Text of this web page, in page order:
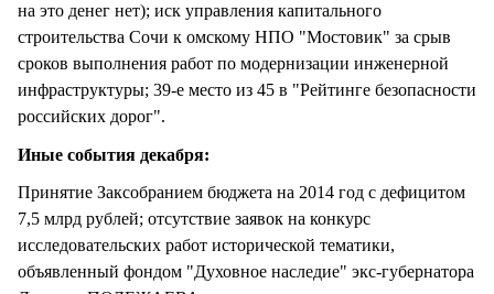
на это денег нет); иск управления капитального
строительства Сочи к омскому НПО "Мостовик" за срыв
сроков выполнения работ по модернизации инженерной
инфраструктуры; 39-е место из 45 в "Рейтинге безопасности
российских дорог".
Иные события декабря:
Принятие Заксобранием бюджета на 2014 год с дефицитом
7,5 млрд рублей; отсутствие заявок на конкурс
исследовательских работ исторической тематики,
объявленный фондом "Духовное наследие" экс-губернатора